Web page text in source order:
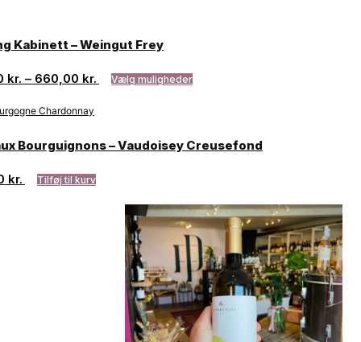
Kabinett – Weingut Frey
kr. – 660,00 kr. Vælg muligheder
Bourguignons – Vaudoisey Creusefond
kr. Tilføj til kurv